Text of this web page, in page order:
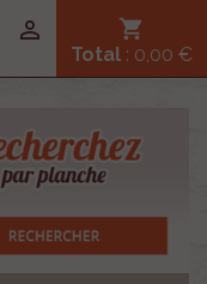
shopping_cart
Total : 0,00 €
